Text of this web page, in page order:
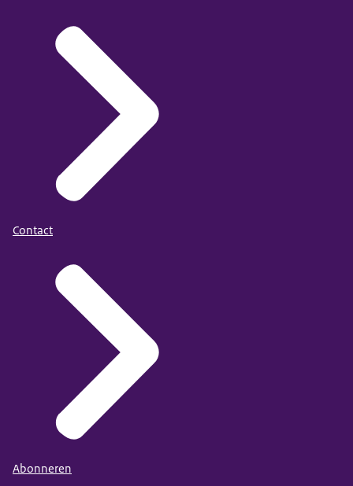
Contact
Abonneren